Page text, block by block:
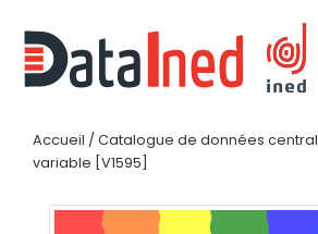
Accueil / Catalogue de données central
variable [V1595]